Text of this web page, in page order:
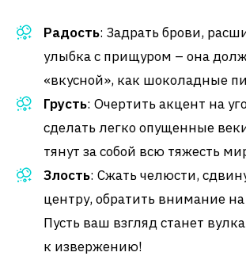
Радость: Задрать брови,
улыбка с прищуром – она
«вкусной», как шоколадные
Грусть: Очертить акцент на
сделать легко опущенные
тянут за собой всю тяжесть
Злость: Сжать челюсти,
центру, обратить внимание на
Пусть ваш взгляд станет
к извержению!